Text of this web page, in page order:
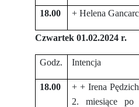
18.00 + Helena
Czwartek 01.02.2024 r.
Godz. Intencja
18.00
+ + Irena
2. miesiące